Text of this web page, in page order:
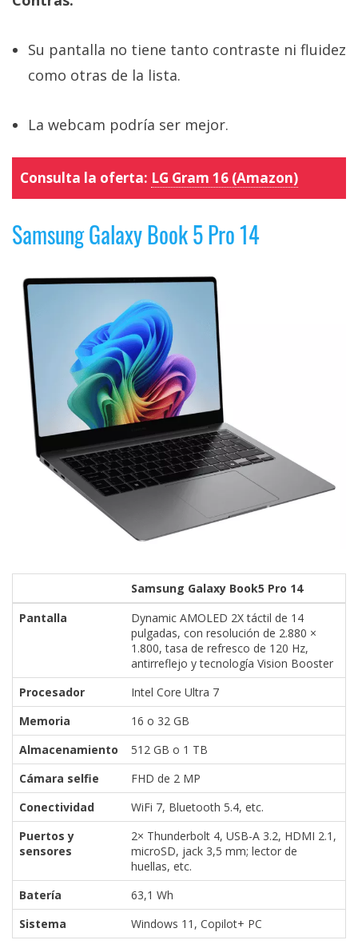
Su pantalla no tiene tanto contraste ni fluidez
como otras de la lista.
La webcam podría ser mejor.
Consulta la oferta: LG Gram 16 (Amazon)
Samsung Galaxy Book 5 Pro 14
Samsung Galaxy Book5 Pro 14
Pantalla
Dynamic AMOLED 2X táctil de 14
pulgadas, con resolución de 2.880 ×
1.800, tasa de refresco de 120 Hz,
antirreflejo y tecnología Vision Booster
Procesador
Intel Core Ultra 7
Memoria
16 o 32 GB
Almacenamiento
512 GB o 1 TB
Cámara selfie
FHD de 2 MP
Conectividad
WiFi 7, Bluetooth 5.4, etc.
Puertos y
sensores
2× Thunderbolt 4, USB-A 3.2, HDMI 2.1,
microSD, jack 3,5 mm; lector de
huellas, etc.
Batería
63,1 Wh
Sistema
Windows 11, Copilot+ PC